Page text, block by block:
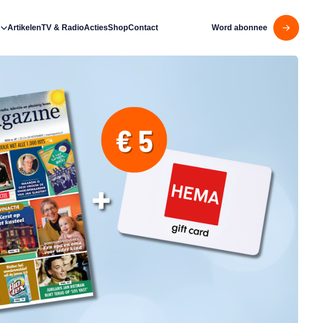
ArtikelenTV & RadioActiesShopContact Word abonnee